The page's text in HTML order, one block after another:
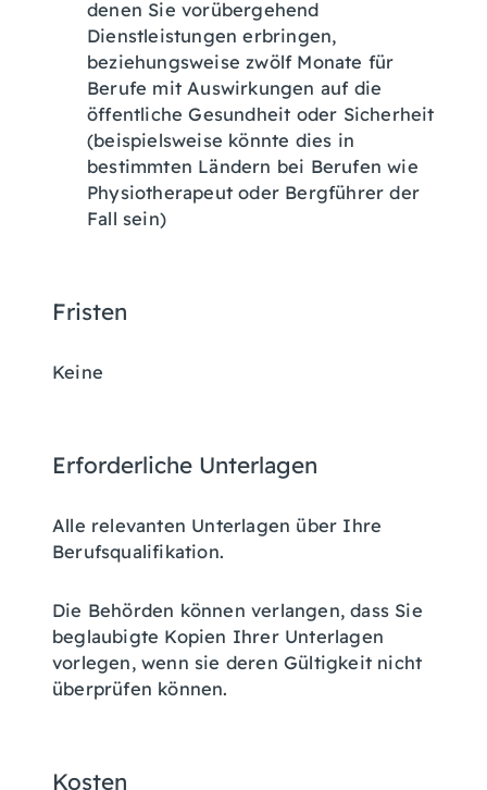
denen Sie vorübergehend
Dienstleistungen erbringen,
beziehungsweise zwölf Monate für
Berufe mit Auswirkungen auf die
öffentliche Gesundheit oder Sicherheit
(beispielsweise könnte dies in
bestimmten Ländern bei Berufen wie
Physiotherapeut oder Bergführer der
Fall sein)
Fristen
Keine
Erforderliche Unterlagen
Alle relevanten Unterlagen über Ihre
Berufsqualifikation.
Die Behörden können verlangen, dass Sie
beglaubigte Kopien Ihrer Unterlagen
vorlegen, wenn sie deren Gültigkeit nicht
überprüfen können.
Kosten